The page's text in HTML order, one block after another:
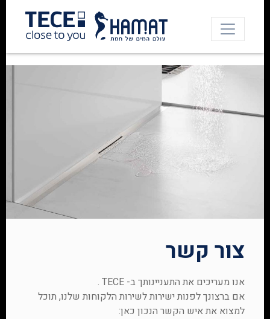
צור קשר
אנו מעריכים את התעניינותך ב- TECE .
אם ברצונך לפנות ישירות לשירות הלקוחות שלנו, תוכל
למצוא את איש הקשר הנכון כאן: